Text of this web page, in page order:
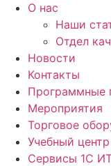
О нас
Наши
Отдел
Новости
Контакты
Программные
Мероприятия
Торговое
Учебный центр
Сервисы 1C